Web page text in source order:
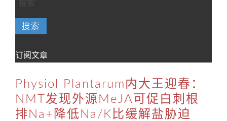
搜索
订阅文章
Physiol Plantarum内大王迎春：
NMT发现外源MeJA可促白刺根
排Na+降低Na/K比缓解盐胁迫